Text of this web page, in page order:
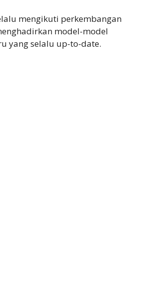
mengikuti perkembangan
model-model
yang selalu up-to-date.